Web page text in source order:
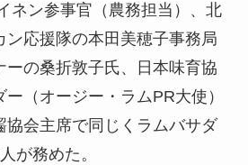
ネン参事官（農務担当）、北
ン応援隊の本田美穂子事務局
ーの桑折敦子氏、日本味育協
（オージー・ラムPR大使）
協会主席で同じくラムバサダ
が務めた。